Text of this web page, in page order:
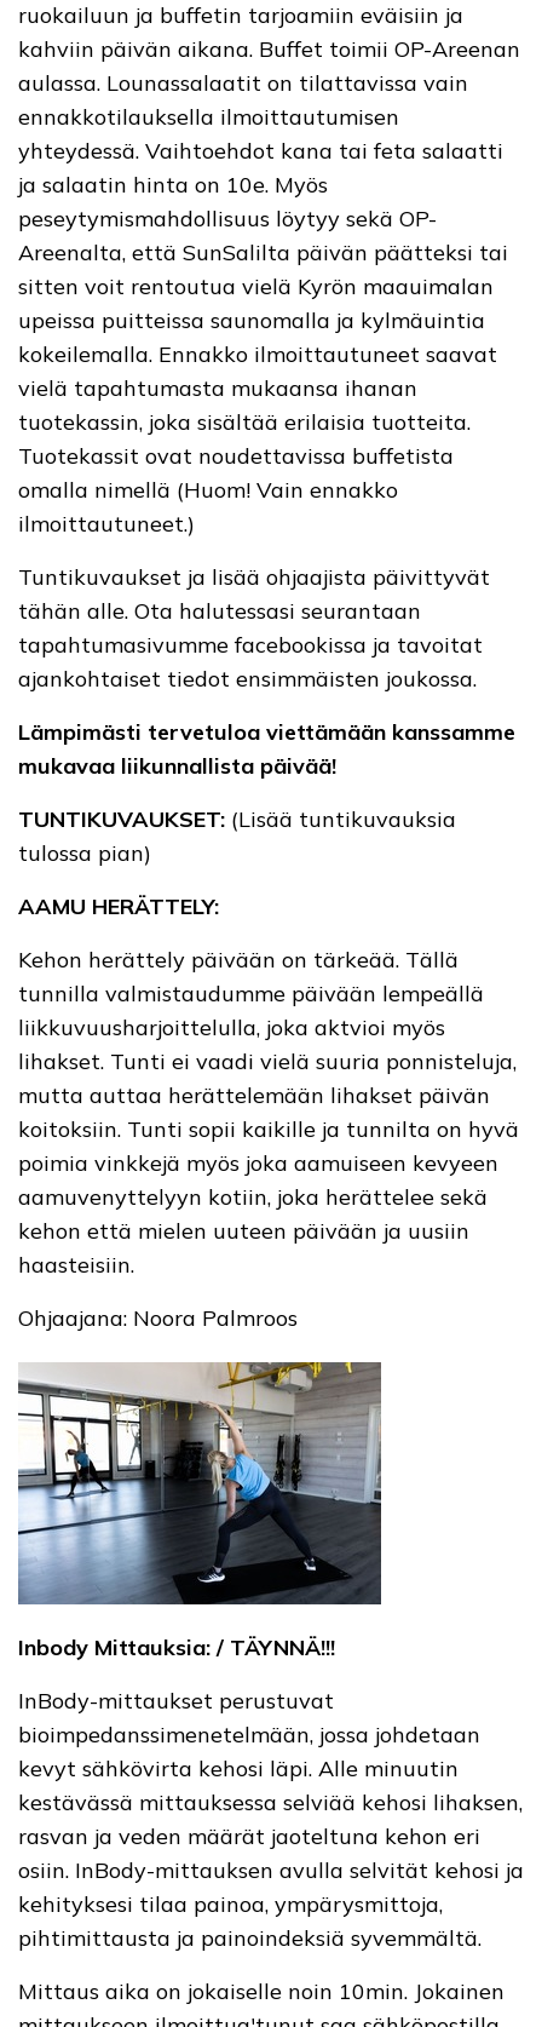
ruokailuun ja buffetin tarjoamiin eväisiin ja
kahviin päivän aikana. Buffet toimii OP-Areenan
aulassa. Lounassalaatit on tilattavissa vain
ennakkotilauksella ilmoittautumisen
yhteydessä. Vaihtoehdot kana tai feta salaatti
ja salaatin hinta on 10e. Myös
peseytymismahdollisuus löytyy sekä OP-
Areenalta, että SunSalilta päivän päätteksi tai
sitten voit rentoutua vielä Kyrön maauimalan
upeissa puitteissa saunomalla ja kylmäuintia
kokeilemalla. Ennakko ilmoittautuneet saavat
vielä tapahtumasta mukaansa ihanan
tuotekassin, joka sisältää erilaisia tuotteita.
Tuotekassit ovat noudettavissa buffetista
omalla nimellä (Huom! Vain ennakko
ilmoittautuneet.)
Tuntikuvaukset ja lisää ohjaajista päivittyvät
tähän alle. Ota halutessasi seurantaan
tapahtumasivumme facebookissa ja tavoitat
ajankohtaiset tiedot ensimmäisten joukossa.
Lämpimästi tervetuloa viettämään kanssamme
mukavaa liikunnallista päivää!
TUNTIKUVAUKSET: (Lisää tuntikuvauksia
tulossa pian)
AAMU HERÄTTELY:
Kehon herättely päivään on tärkeää. Tällä
tunnilla valmistaudumme päivään lempeällä
liikkuvuusharjoittelulla, joka aktvioi myös
lihakset. Tunti ei vaadi vielä suuria ponnisteluja,
mutta auttaa herättelemään lihakset päivän
koitoksiin. Tunti sopii kaikille ja tunnilta on hyvä
poimia vinkkejä myös joka aamuiseen kevyeen
aamuvenyttelyyn kotiin, joka herättelee sekä
kehon että mielen uuteen päivään ja uusiin
haasteisiin.
Ohjaajana: Noora Palmroos
Inbody Mittauksia: / TÄYNNÄ!!!
InBody-mittaukset perustuvat
bioimpedanssimenetelmään, jossa johdetaan
kevyt sähkövirta kehosi läpi. Alle minuutin
kestävässä mittauksessa selviää kehosi lihaksen,
rasvan ja veden määrät jaoteltuna kehon eri
osiin. InBody-mittauksen avulla selvität kehosi ja
kehityksesi tilaa painoa, ympärysmittoja,
pihtimittausta ja painoindeksiä syvemmältä.
Mittaus aika on jokaiselle noin 10min. Jokainen